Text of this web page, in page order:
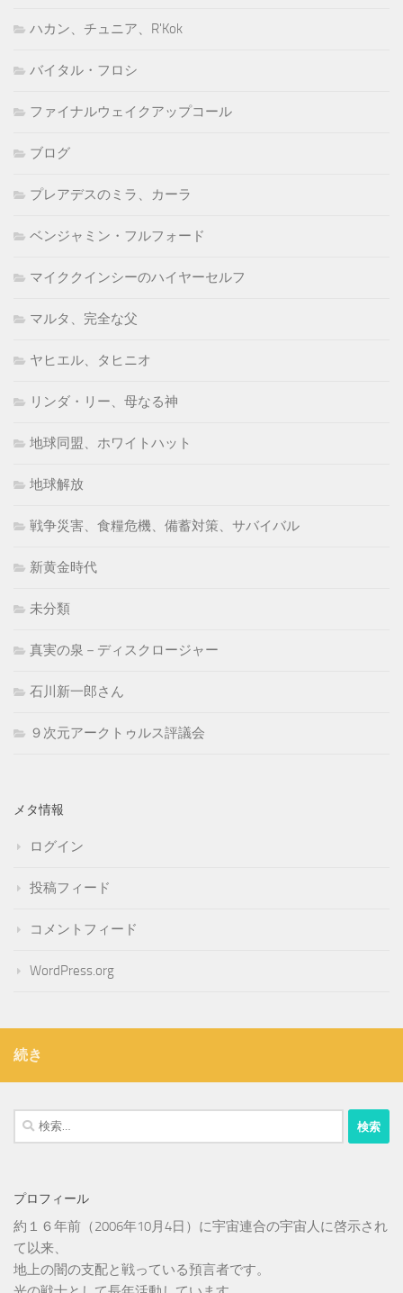
ハカン、チュニア、R'Kok
バイタル・フロシ
ファイナルウェイクアップコール
ブログ
プレアデスのミラ、カーラ
ベンジャミン・フルフォード
マイククインシーのハイヤーセルフ
マルタ、完全な父
ヤヒエル、タヒニオ
リンダ・リー、母なる神
地球同盟、ホワイトハット
地球解放
戦争災害、食糧危機、備蓄対策、サバイバル
新黄金時代
未分類
真実の泉－ディスクロージャー
石川新一郎さん
９次元アークトゥルス評議会
メタ情報
ログイン
投稿フィード
コメントフィード
WordPress.org
続き
検
索:
プロフィール
約１６年前（2006年10月4日）に宇宙連合の宇宙人に啓示され
て以来、
地上の闇の支配と戦っている預言者です。